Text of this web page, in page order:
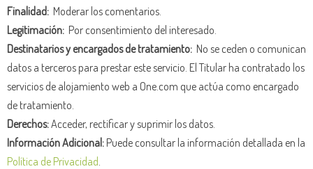
Finalidad: Moderar los comentarios.
Legitimación: Por consentimiento del interesado.
Destinatarios y encargados de tratamiento: No se ceden o comunican
datos a terceros para prestar este servicio. El Titular ha contratado los
servicios de alojamiento web a One.com que actúa como encargado
de tratamiento.
Derechos:Acceder, rectificar y suprimir los datos.
Información Adicional:Puede consultar la información detallada en la
Política de Privacidad